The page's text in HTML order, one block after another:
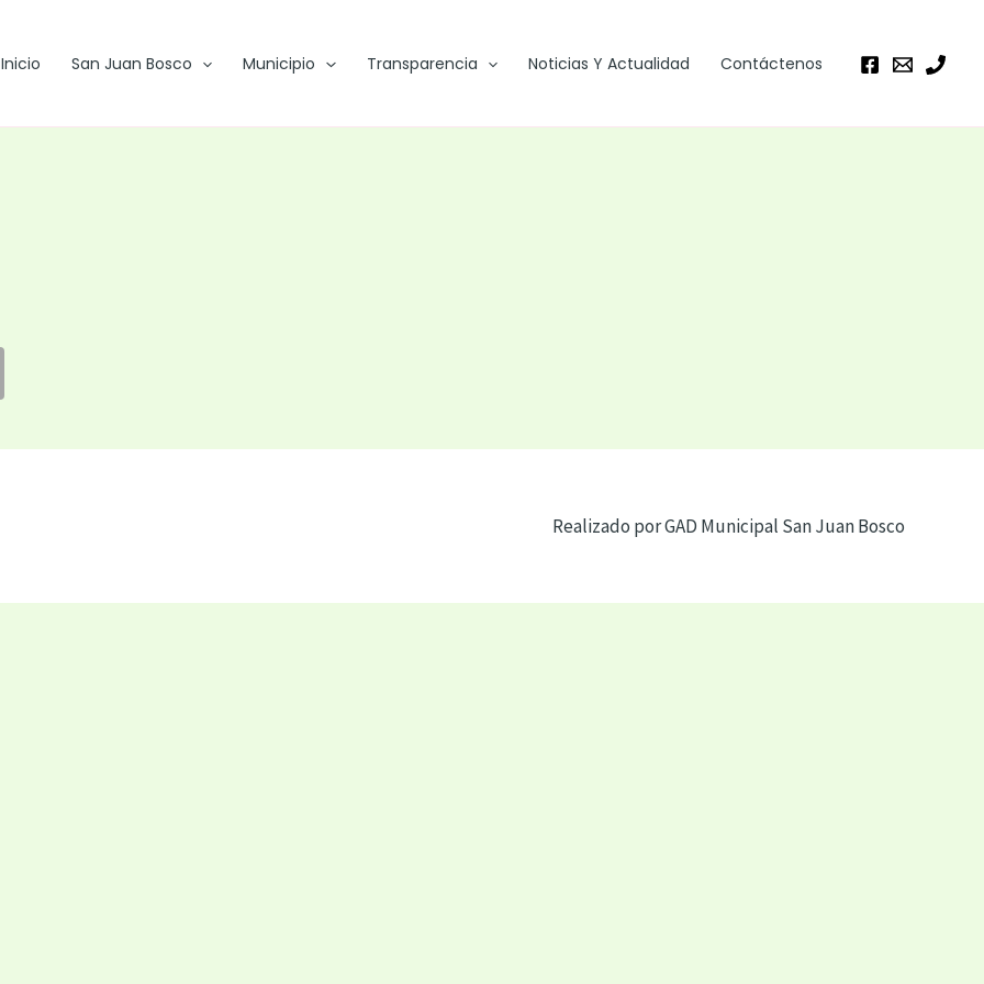
Inicio San Juan Bosco Municipio Transparencia Noticias Y Actualidad Contáctenos
Realizado por GAD Municipal San Juan Bosco